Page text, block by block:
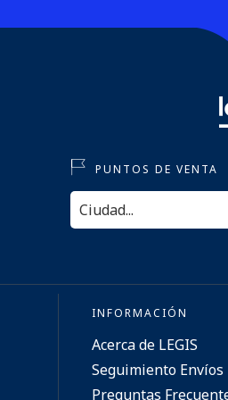
PUNTOS DE VENTA
INFORMACIÓN
Acerca de LEGIS
Seguimiento Envíos
Preguntas